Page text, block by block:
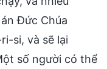
Đức Chúa
si, và sẽ lại
số người có thể